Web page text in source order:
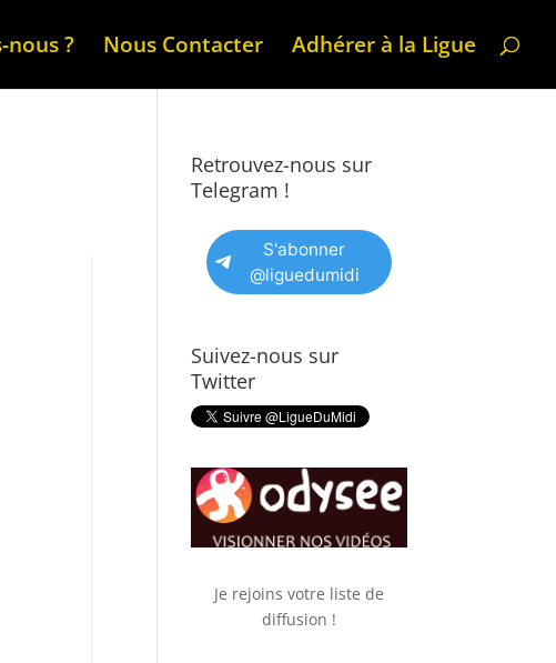
nous ? Nous Contacter Adhérer à la Ligue
Retrouvez-nous sur
Telegram !
S'abonner
@liguedumidi
Suivez-nous sur
Twitter
Je rejoins votre liste de
diffusion !